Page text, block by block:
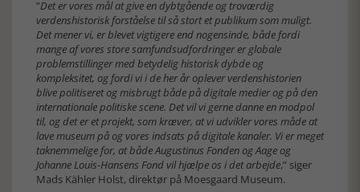
”Det er vores mål at give en dybtgående og troværdig
verdenshistorisk forståelse til så stort et publikum som muligt.
Det mener vi, er blevet vigtigere end nogensinde, både fordi
mange af vores store samfundsudfordringer er globale
problemstillinger med betydelig historisk dybde og
kompleksitet, og fordi vi i de her år oplever verdenshistorien
blive politiseret og misbrugt både på digitale medier og på den
internationale politiske scene. Det vil vi gerne danne en modpol
til, og det er et projekt, som kræver, at vi udvikler vores måde at
lave museum på og vores indsats på digitale kanaler. Vi er meget
taknemmelige for, at både Augustinus Fonden og Aage og
Johanne Louis-Hansens Fond vil hjælpe os i det arbejde,” siger
Mads Kähler Holst, direktør på Moesgaard Museum.